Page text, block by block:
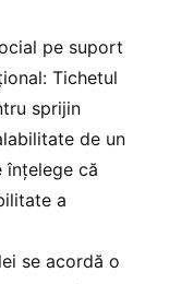
pe suport
Tichetul
sprijin
de un
înțelege că
a
se acordă o